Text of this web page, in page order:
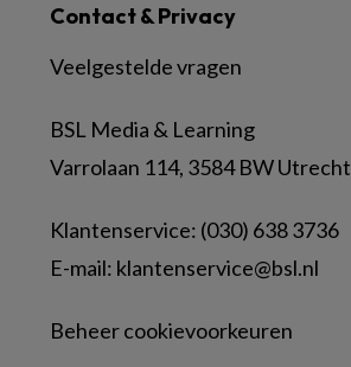
Contact & Privacy
Veelgestelde vragen
BSL Media & Learning
Varrolaan 114, 3584 BW Utrecht
Klantenservice: (030) 638 3736
E-mail: klantenservice@bsl.nl
Beheer cookievoorkeuren